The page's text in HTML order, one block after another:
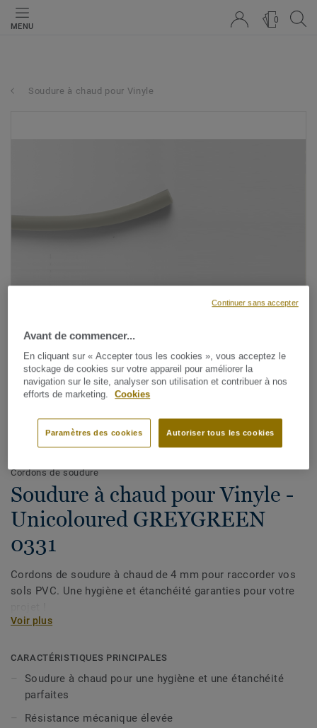
MENU
0
Soudure à chaud pour Vinyle
Voir tous les décors (1146)
Cordons de soudure
Soudure à chaud pour Vinyle -
Unicoloured GREYGREEN
0331
Cordons de soudure à chaud de 4 mm pour raccorder vos
sols PVC. Une hygiène et étanchéité garanties pour votre
Voir plus
CARACTÉRISTIQUES PRINCIPALES
Soudure à chaud pour une hygiène et une étanchéité
parfaites
Résistance mécanique élevée
Avant de commencer...
En cliquant sur « Accepter tous les cookies », vous acceptez le
stockage de cookies sur votre appareil pour améliorer la
navigation sur le site, analyser son utilisation et contribuer à nos
efforts de marketing.
Cookies
Autoriser tous les cookies
Paramètres des cookies
Continuer sans accepter